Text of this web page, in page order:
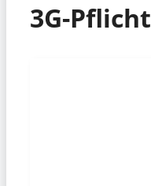
3G-Pflicht